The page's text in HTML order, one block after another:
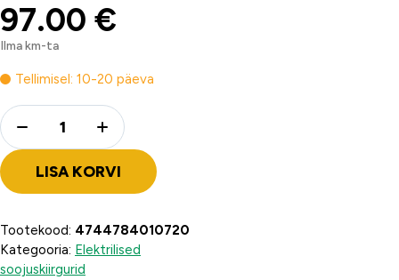
97.00 €
Ilma km-ta
Tellimisel: 10-20 päeva
Quantity
LISA KORVI
Tootekood: 4744784010720
Kategooria: Elektrilised
soojuskiirgurid